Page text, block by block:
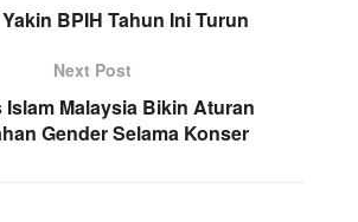
BPIH Tahun Ini Turun
Next Post
Islam Malaysia Bikin Aturan
Gender Selama Konser